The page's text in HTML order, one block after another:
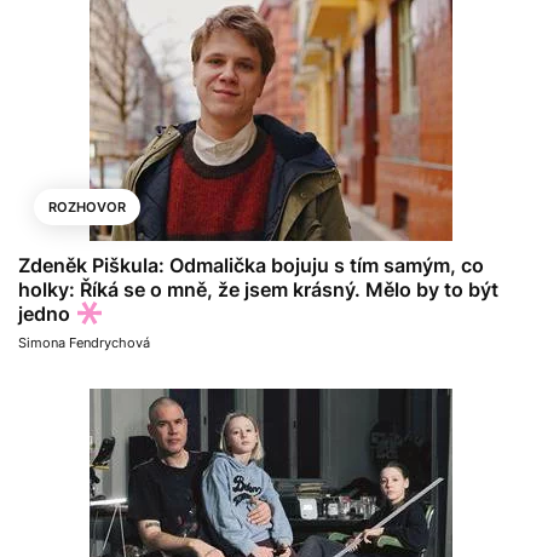
ROZHOVOR
Zdeněk Piškula: Odmalička bojuju s tím samým, co
holky: Říká se o mně, že jsem krásný. Mělo by to být
jedno
Simona Fendrychová